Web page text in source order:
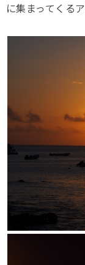
に集まってくる